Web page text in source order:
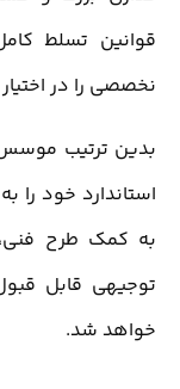
قوانین تسلط
نخصصی را در
بدین ترتیب
استاندارد خود را
به کمک طرح
توجیهی قابل
خواهد شد.